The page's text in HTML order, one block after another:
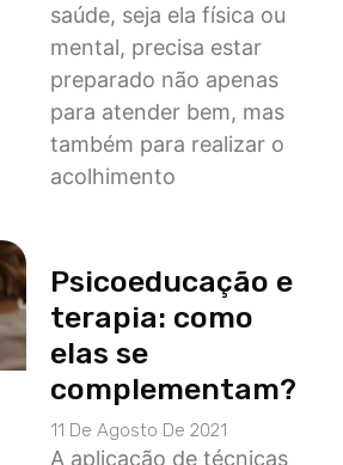
saúde, seja ela física ou
mental, precisa estar
preparado não apenas
para atender bem, mas
também para realizar o
acolhimento
Psicoeducação e
terapia: como
elas se
complementam?
11 De Agosto De 2021
A aplicação de técnicas